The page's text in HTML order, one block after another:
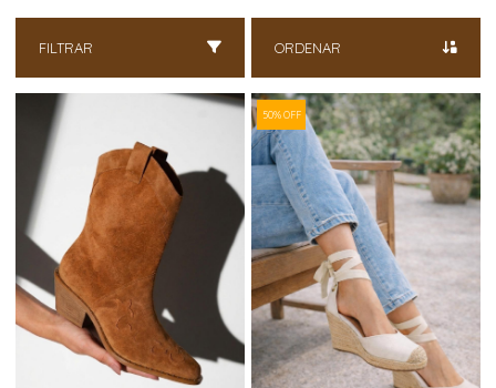
FILTRAR ORDENAR
50% OFF